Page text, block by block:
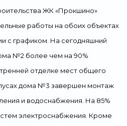
ЖК «Прокшино»
работы на обоих объектах
с графиком. На сегодняшний
№2 более чем на 90%
отделке мест общего
дома №3 завершен монтаж
и водоснабжения. На 85%
электроснабжения. Кроме